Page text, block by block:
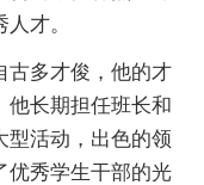
才。
古多才俊，他的才
他长期担任班长和
型活动，出色的领
优秀学生干部的光